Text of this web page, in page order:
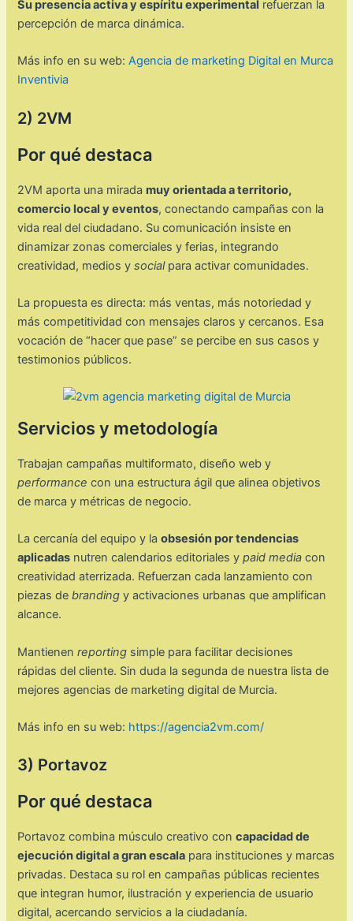
Su presencia activa y espíritu experimental refuerzan la
percepción de marca dinámica.
Más info en su web:Agencia de marketing Digital en Murca
Inventivia
2) 2VM
Por qué destaca
2VM aporta una mirada muy orientada a territorio,
comercio local y eventos, conectando campañas con la
vida real del ciudadano. Su comunicación insiste en
dinamizar zonas comerciales y ferias, integrando
creatividad, medios ysocialpara activar comunidades.
La propuesta es directa: más ventas, más notoriedad y
más competitividad con mensajes claros y cercanos. Esa
vocación de “hacer que pase” se percibe en sus casos y
testimonios públicos.
Servicios y metodología
Trabajan campañas multiformato, diseño web y
performance con una estructura ágil que alinea objetivos
de marca y métricas de negocio.
La cercanía del equipo y laobsesión por tendencias
aplicadas nutren calendarios editoriales ypaid media con
creatividad aterrizada. Refuerzan cada lanzamiento con
piezas debranding y activaciones urbanas que amplifican
alcance.
Mantienenreporting simple para facilitar decisiones
rápidas del cliente. Sin duda la segunda de nuestra lista de
mejores agencias de marketing digital de Murcia.
Más info en su web: https://agencia2vm.com/
3) Portavoz
Por qué destaca
Portavoz combina músculo creativo concapacidad de
ejecución digital a gran escala para instituciones y marcas
privadas. Destaca su rol en campañas públicas recientes
que integran humor, ilustración y experiencia de usuario
digital, acercando servicios a la ciudadanía.